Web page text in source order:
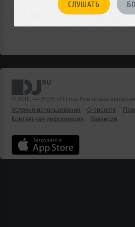
СЛУШАТЬ
© 2001 — 2026 «DJ.ru» Все права
Условия использования
О проекте
Контактная информация
Вакансии